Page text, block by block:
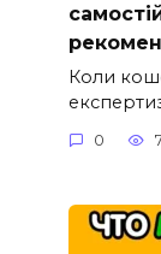
Коли
0